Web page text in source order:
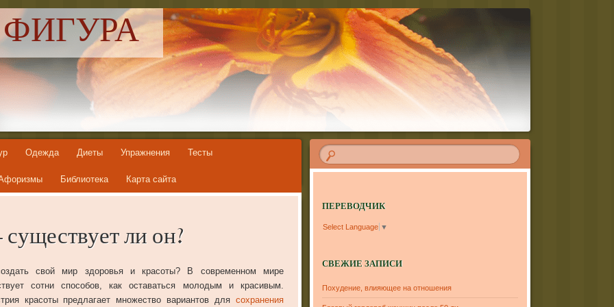
Одежда Диеты Упражнения Тесты
Библиотека Карта сайта
ли он?
свой мир здоровья и красоты? В современном мире
сотни способов, как оставаться молодым и красивым.
красоты предлагает множество вариантов для сохранения
ПЕРЕВОДЧИК
Select Language ▼
СВЕЖИЕ ЗАПИСИ
Похудение, влияющее на отношения